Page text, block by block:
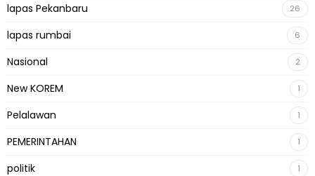
lapas Pekanbaru 26
lapas rumbai 6
Nasional 2
New KOREM 1
Pelalawan 1
PEMERINTAHAN 1
politik 1